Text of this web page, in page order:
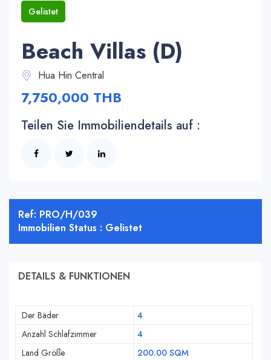
Gelistet
Beach Villas (D)
Hua Hin Central
7,750,000 THB
Teilen Sie Immobiliendetails auf :
Ref: PRO/H/039
Immobilien Status : Gelistet
DETAILS & FUNKTIONEN
Der Bäder
4
Anzahl Schlafzimmer
4
Land Größe
200.00 SQM